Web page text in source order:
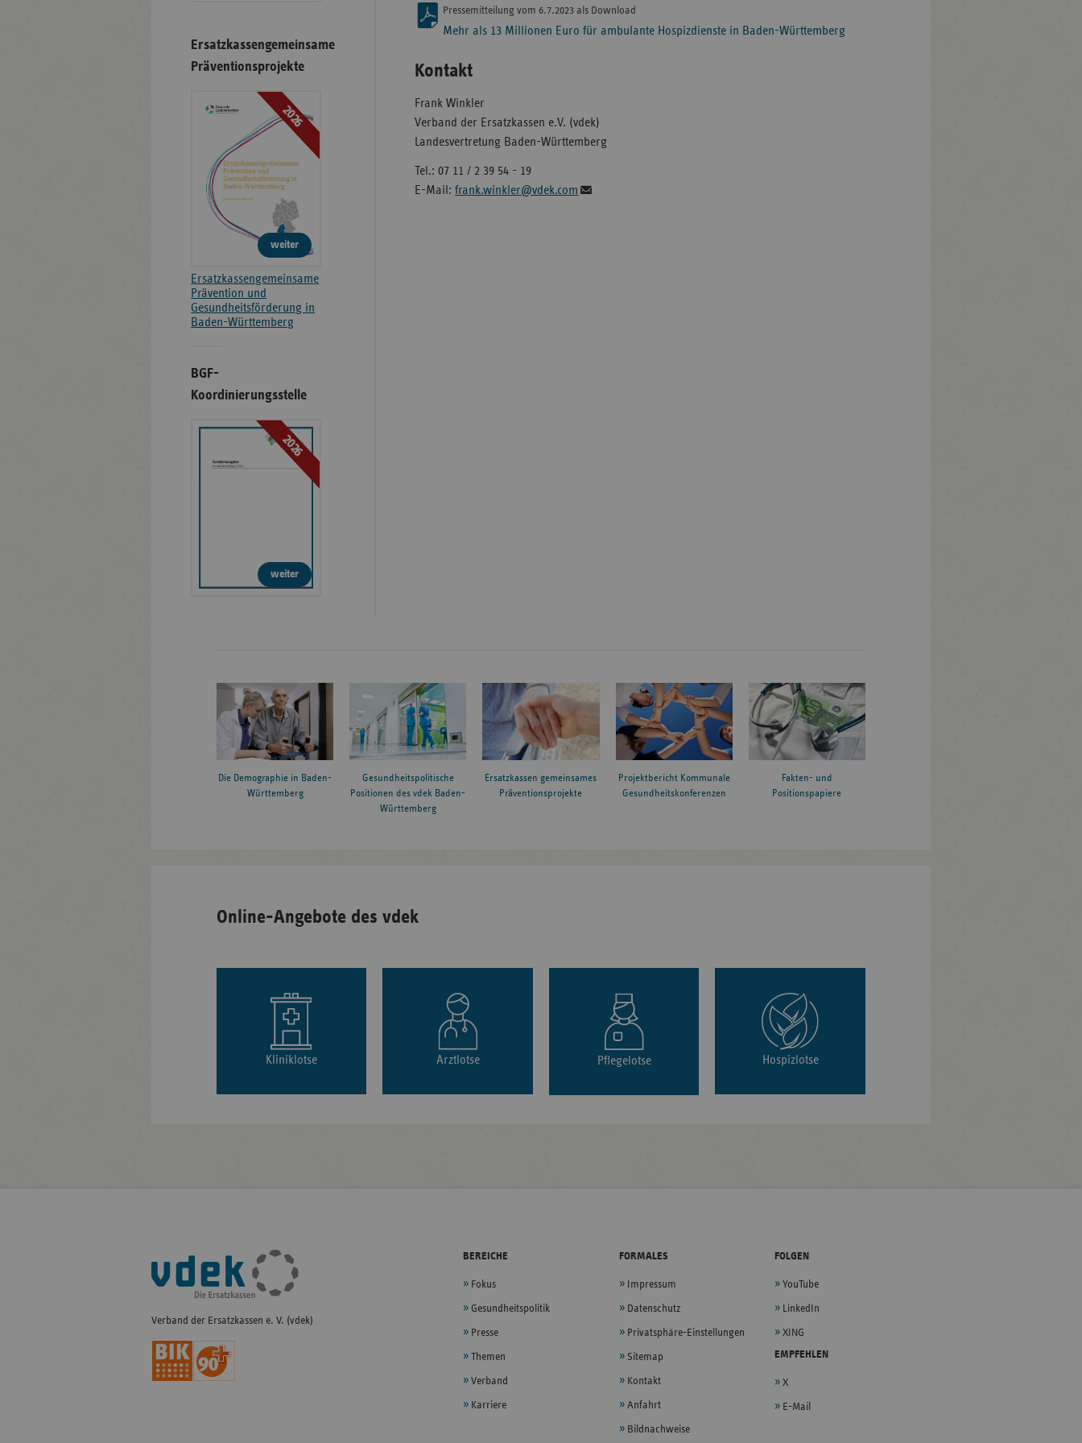
Pressemitteilung vom 6.7.2023 als Download
Mehr als 13 Millionen Euro für ambulante Hospizdienste in Baden-Württemberg
Kontakt
Frank Winkler
Verband der Ersatzkassen e.V. (vdek)
Landesvertretung Baden-Württemberg
Tel.: 07 11 / 2 39 54 - 19
E-Mail:frank.winkler@vdek.com
Ersatzkassengemeinsame
Präventionsprojekte
2026
weiter
Ersatzkassengemeinsame
Prävention und
Gesundheitsförderung in
Baden-Württemberg
BGF-
Koordinierungsstelle
2026
weiter
Die Demographie in Baden-
Württemberg
Gesundheitspolitische
Positionen des vdek Baden-
Württemberg
Ersatzkassen gemeinsames
Präventionsprojekte
Projektbericht Kommunale
Gesundheitskonferenzen
Fakten- und
Positionspapiere
Online-Angebote des vdek
Kliniklotse Arztlotse Pflegelotse Hospizlotse
Fußleisten-
Navigation
Verband der Ersatzkassen e. V. (vdek)
BEREICHE
Fokus
Gesundheitspolitik
Presse
Themen
Verband
Karriere
FORMALES
Impressum
Datenschutz
Privatsphäre-Einstellungen
Sitemap
Kontakt
Anfahrt
Bildnachweise
FOLGEN
YouTube
LinkedIn
XING
EMPFEHLEN
X
E-Mail